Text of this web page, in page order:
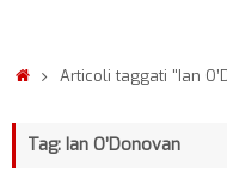
Articoli taggati "Ian
Tag: Ian O’Donovan